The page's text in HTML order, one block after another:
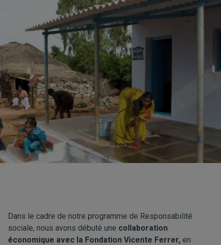
Dans le cadre de notre programme de Responsabilité
sociale, nous avons débuté une collaboration
économique avec la Fondation Vicente Ferrer, en